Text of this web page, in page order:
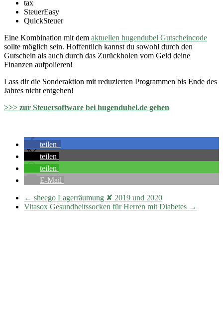
tax
SteuerEasy
QuickSteuer
Eine Kombination mit dem aktuellen hugendubel Gutscheincode
sollte möglich sein. Hoffentlich kannst du sowohl durch den
Gutschein als auch durch das Zurückholen vom Geld deine
Finanzen aufpolieren!
Lass dir die Sonderaktion mit reduzierten Programmen bis Ende des
Jahres nicht entgehen!
>>> zur Steuersoftware bei hugendubel.de gehen
teilen
teilen
teilen
E-Mail
← sheego Lagerräumung ✘ 2019 und 2020
Vitasox Gesundheitssocken für Herren mit Diabetes →